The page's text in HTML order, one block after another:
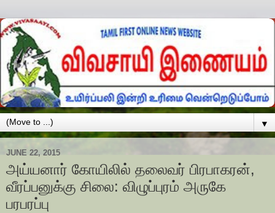
▼
JUNE 22, 2015
அய்யனார் கோயிலில் தலைவர் பிரபாகரன்,
வீரப்பனுக்கு சிலை: விழுப்புரம் அருகே
பரபரப்பு